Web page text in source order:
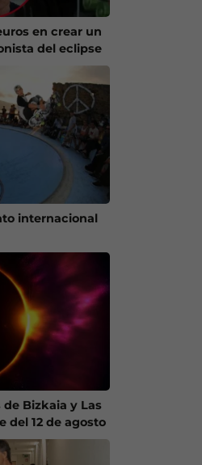
en crear un
del eclipse
internacional
de Bizkaia y Las
del 12 de agosto